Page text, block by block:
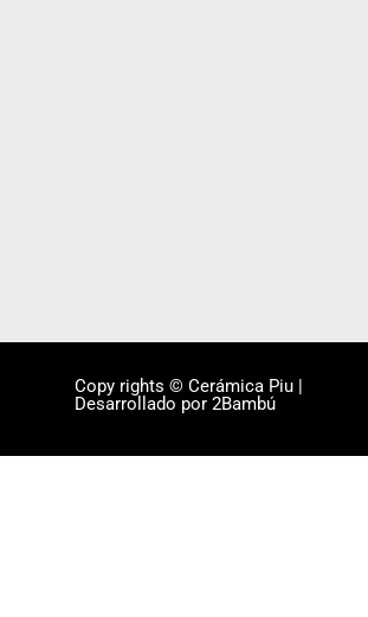
Copy rights © Cerámica Piu |
Desarrollado por 2Bambú